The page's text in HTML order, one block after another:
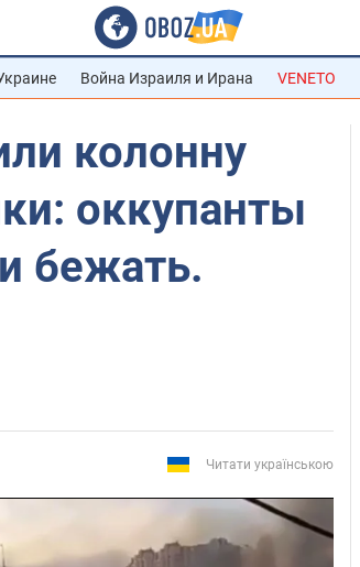
Война Израиля и Ирана VENETO
колонну
оккупанты
бежать.
Читати українською